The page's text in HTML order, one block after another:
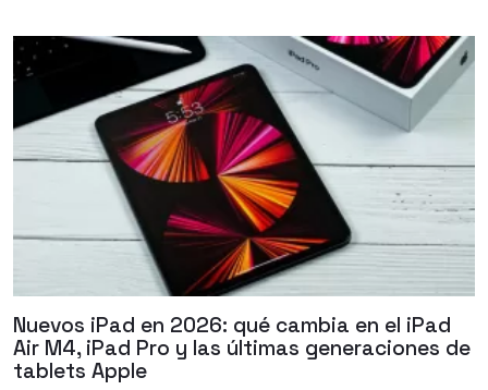
Nuevos iPad en 2026: qué cambia en el iPad
Air M4, iPad Pro y las últimas generaciones de
tablets Apple